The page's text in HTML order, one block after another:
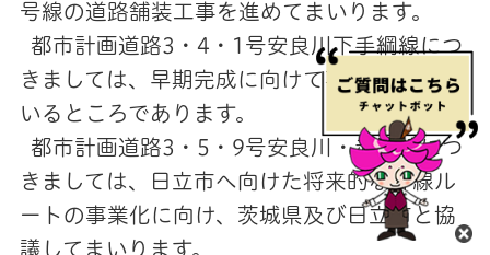
号線の道路舗装工事を進めてまいります。
都市計画道路3・4・1号安良川下手綱線につ
きましては、早期完成に向けて事業を進めて
いるところであります。
都市計画道路3・5・9号安良川・赤浜線につ
きましては、日立市へ向けた将来的な幹線ル
ートの事業化に向け、茨城県及び日立市と協
議してまいります。